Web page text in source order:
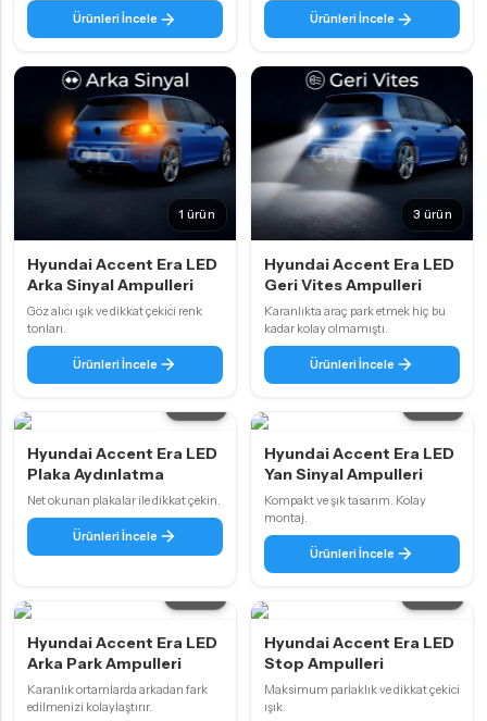
Ürünleri İncele Ürünleri İncele
1 ürün
Hyundai Accent Era LED
Arka Sinyal Ampulleri
Göz alıcı ışık ve dikkat çekici renk
tonları.
Ürünleri İncele
3 ürün
Hyundai Accent Era LED
Geri Vites Ampulleri
Karanlıkta araç park etmek hiç bu
kadar kolay olmamıştı.
Ürünleri İncele
Hyundai Accent Era LED
Plaka Aydınlatma
Net okunan plakalar ile dikkat çekin.
Ürünleri İncele
Hyundai Accent Era LED
Yan Sinyal Ampulleri
Kompakt ve şık tasarım. Kolay
montaj.
Ürünleri İncele
Hyundai Accent Era LED
Arka Park Ampulleri
Karanlık ortamlarda arkadan fark
edilmenizi kolaylaştırır.
Hyundai Accent Era LED
Stop Ampulleri
Maksimum parlaklık ve dikkat çekici
ışık.